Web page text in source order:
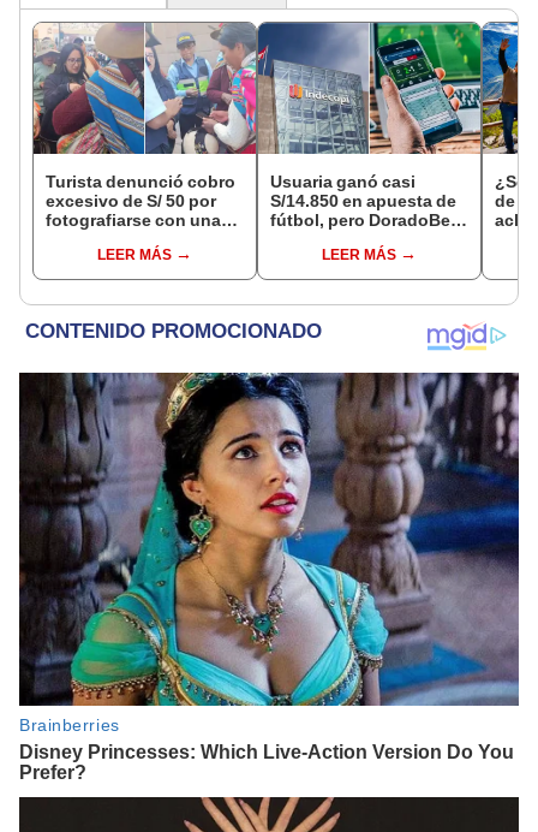
Turista denunció cobro
excesivo de S/ 50 por
fotografiarse con una
Serenazgo recuperó el
dinero
LEER MÁS
Usuaria ganó casi
S/14.850 en apuesta de
fútbol, pero DoradoBet
Indecopi multó a la
empresa con más de S/
LEER MÁS
¿Se
de